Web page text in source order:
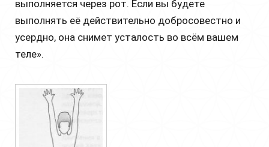
выполняется через рот. Если вы будете
выполнять её действительно добросовестно и
усердно, она снимет усталость во всём вашем
теле».